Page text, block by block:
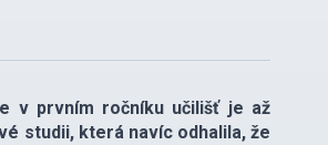
v prvním ročníku učilišť je až
studii, která navíc odhalila, že